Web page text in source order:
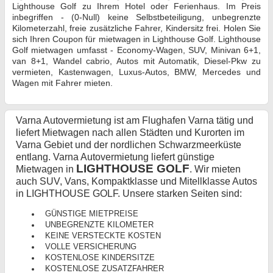
Lighthouse Golf zu Ihrem Hotel oder Ferienhaus. Im Preis
inbegriffen - (0-Null) keine Selbstbeteiligung, unbegrenzte
Kilometerzahl, freie zusätzliche Fahrer, Kindersitz frei. Holen Sie
sich Ihren Coupon für mietwagen in Lighthouse Golf. Lighthouse
Golf mietwagen umfasst - Economy-Wagen, SUV, Minivan 6+1,
van 8+1, Wandel cabrio, Autos mit Automatik, Diesel-Pkw zu
vermieten, Kastenwagen, Luxus-Autos, BMW, Mercedes und
Wagen mit Fahrer mieten.
Varna Autovermietung ist am Flughafen Varna tätig und
liefert Mietwagen nach allen Städten und Kurorten im
Varna Gebiet und der nordlichen Schwarzmeerküste
entlang. Varna Autovermietung liefert günstige
Mietwagen in LIGHTHOUSE GOLF. Wir mieten
auch SUV, Vans, Kompaktklasse und Mitellklasse Autos
in LIGHTHOUSE GOLF. Unsere starken Seiten sind:
GÜNSTIGE MIETPREISE
UNBEGRENZTE KILOMETER
KEINE VERSTECKTE KOSTEN
VOLLE VERSICHERUNG
KOSTENLOSE KINDERSITZE
KOSTENLOSE ZUSATZFAHRER